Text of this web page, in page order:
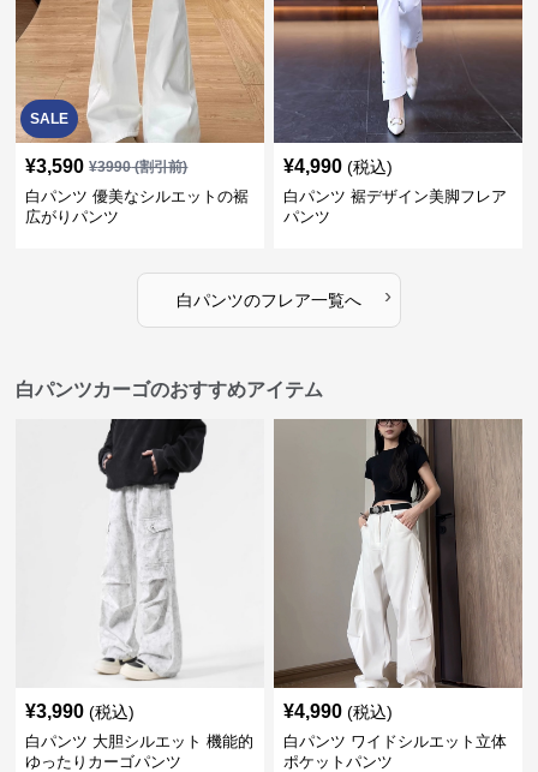
SALE
¥3,590 ¥3990(割引前)
白パンツ 優美なシルエットの裾
広がりパンツ
¥4,990 (税込)
白パンツ 裾デザイン美脚フレア
パンツ
白パンツのフレア一覧へ ›
白パンツカーゴのおすすめアイテム
¥3,990 (税込)
白パンツ 大胆シルエット 機能的
ゆったりカーゴパンツ
¥4,990 (税込)
白パンツ ワイドシルエット立体
ポケットパンツ